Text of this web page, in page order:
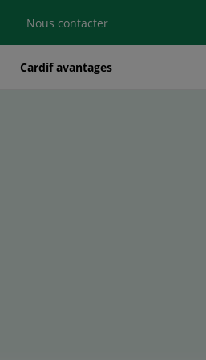
Nous contacter
Cardif avantages